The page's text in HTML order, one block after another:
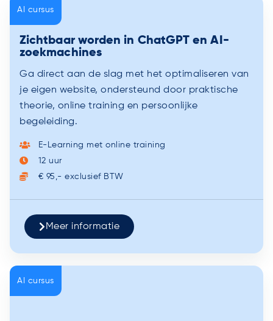
AI cursus
Zichtbaar worden in ChatGPT en AI-
zoekmachines
Ga direct aan de slag met het optimaliseren van
je eigen website, ondersteund door praktische
theorie, online training en persoonlijke
begeleiding.
E-Learning met online training
12 uur
€ 95,- exclusief BTW
Meer informatie
AI cursus